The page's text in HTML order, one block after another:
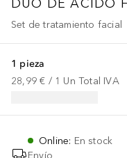
DÚO DE ÁCIDO
Set de tratamiento facial
1 pieza
28,99 € / 1 Un Total IVA
Online: En stock
Envío